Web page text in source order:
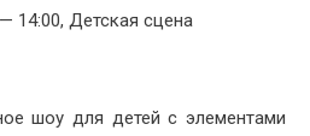
14:00, Детская сцена
шоу для детей с элементами